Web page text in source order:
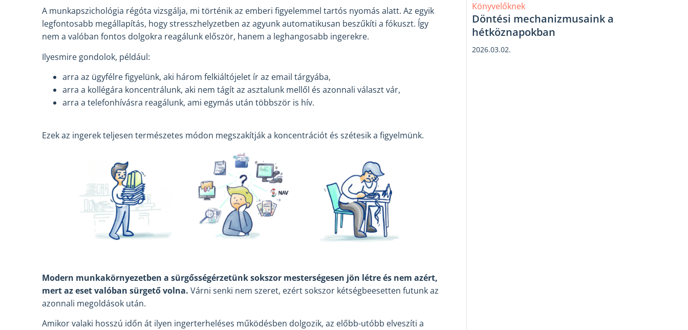
A munkapszichológia régóta vizsgálja, mi történik az emberi figyelemmel tartós nyomás alatt. Az egyik
legfontosabb megállapítás, hogy stresszhelyzetben az agyunk automatikusan beszűkíti a fókuszt. Így
nem a valóban fontos dolgokra reagálunk először, hanem a leghangosabb ingerekre.
Ilyesmire gondolok, például:
arra az ügyfélre figyelünk, aki három felkiáltójelet ír az email tárgyába,
arra a kollégára koncentrálunk, aki nem tágít az asztalunk mellől és azonnali választ vár,
arra a telefonhívásra reagálunk, ami egymás után többször is hív.
Ezek az ingerek teljesen természetes módon megszakítják a koncentrációt és szétesik a figyelmünk.
Modern munkakörnyezetben a sürgősségérzetünk sokszor mesterségesen jön létre és nem azért,
mert az eset valóban sürgető volna. Várni senki nem szeret, ezért sokszor kétségbeesetten futunk az
azonnali megoldások után.
Amikor valaki hosszú időn át ilyen ingerterheléses működésben dolgozik, az előbb-utóbb elveszíti a
Könyvelőknek
Döntési mechanizmusaink a
hétköznapokban
2026.03.02.